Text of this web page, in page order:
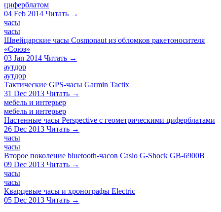
циферблатом
04 Feb 2014 Читать →
часы
часы
Швейцарские часы Cosmonaut из обломков ракетоносителя
«Союз»
03 Jan 2014 Читать →
аутдор
аутдор
Тактические GPS-часы Garmin Tactix
31 Dec 2013 Читать →
мебель и интерьер
мебель и интерьер
Настенные часы Perspective с геометрическими циферблатами
26 Dec 2013 Читать →
часы
часы
Второе поколение bluetooth-часов Casio G-Shock GB-6900B
09 Dec 2013 Читать →
часы
часы
Кварцевые часы и хронографы Electric
05 Dec 2013 Читать →